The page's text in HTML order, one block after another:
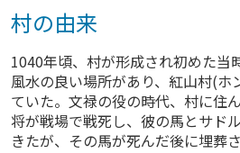
村の由来
1040年頃、村が形成され初めた当
風水の良い場所があり、紅山村(ホ
ていた。文禄の役の時代、村に住
将が戦場で戦死し、彼の馬とサド
きたが、その馬が死んだ後に埋葬